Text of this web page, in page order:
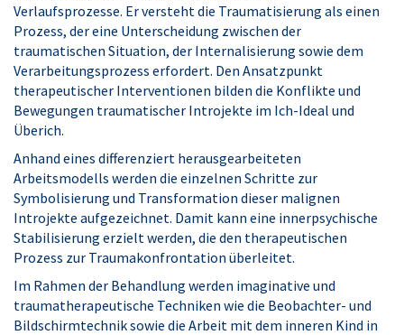
Verlaufsprozesse. Er versteht die Traumatisierung als einen
Prozess, der eine Unterscheidung zwischen der
traumatischen Situation, der Internalisierung sowie dem
Verarbeitungsprozess erfordert. Den Ansatzpunkt
therapeutischer Interventionen bilden die Konflikte und
Bewegungen traumatischer Introjekte im Ich-Ideal und
Überich.
Anhand eines differenziert herausgearbeiteten
Arbeitsmodells werden die einzelnen Schritte zur
Symbolisierung und Transformation dieser malignen
Introjekte aufgezeichnet. Damit kann eine innerpsychische
Stabilisierung erzielt werden, die den therapeutischen
Prozess zur Traumakonfrontation überleitet.
Im Rahmen der Behandlung werden imaginative und
traumatherapeutische Techniken wie die Beobachter- und
Bildschirmtechnik sowie die Arbeit mit dem inneren Kind in